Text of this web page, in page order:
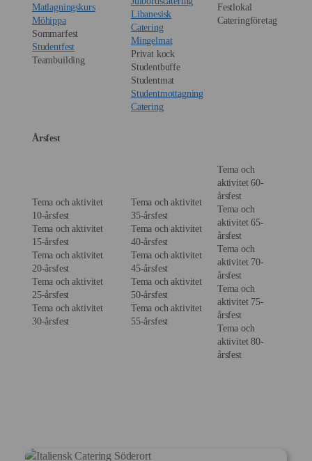
Matlagningskurs
Möhippa
Sommarfest
Studentfest
Teambuilding
Libanesisk
Catering
Mingelmat
Privat kock
Studentbuffe
Studentmat
Studentmottagning
Catering
Festlokal
Cateringföretag
Årsfest
Tema och aktivitet
10-årsfest
Tema och aktivitet
15-årsfest
Tema och aktivitet
20-årsfest
Tema och aktivitet
25-årsfest
Tema och aktivitet
30-årsfest
Tema och aktivitet
35-årsfest
Tema och aktivitet
40-årsfest
Tema och aktivitet
45-årsfest
Tema och aktivitet
50-årsfest
Tema och aktivitet
55-årsfest
Tema och
aktivitet 60-
årsfest
Tema och
aktivitet 65-
årsfest
Tema och
aktivitet 70-
årsfest
Tema och
aktivitet 75-
årsfest
Tema och
aktivitet 80-
årsfest